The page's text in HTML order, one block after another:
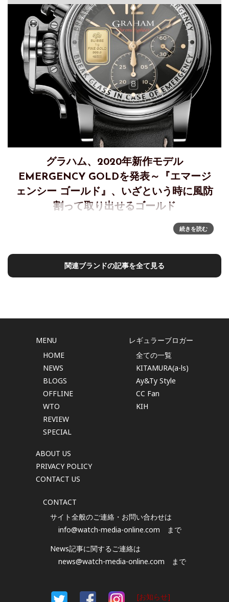
グラハム、2020年新作モデル
EMERGENCY GOLDを発表～『エマージ
ェンシー ゴールド』、いざという時に風防
割って取り出せるゴールド
グラハム、2020年新作モデルEMERGENCY GOLDを発表『エ
マージェンシー ゴールド』～いざという時にはゴールド～い
です。 貴金属は、物事がうまくいかない場合、そしてこれが
古く
続きを読む
関連ブランドの記事を全て見る
MENU
HOME
NEWS
BLOGS
OFFLINE
WTO
REVIEW
SPECIAL
ABOUT US
PRIVACY POLICY
CONTACT US
レギュラーブロガー
全ての一覧
KITAMURA(a-ls)
Ay&Ty Style
CC Fan
KIH
CONTACT
サイト全般のご連絡・お問い合わせは
info@watch-media-online.com まで
News記事に関するご連絡は
news@watch-media-online.com まで
[お知らせ]